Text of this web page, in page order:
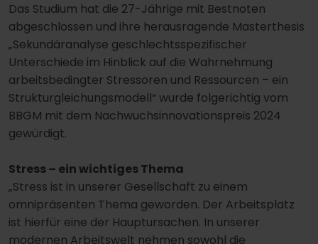
Das Studium hat die 27-Jährige mit Bestnoten
abgeschlossen und ihre herausragende Masterthesis
„Sekundäranalyse geschlechtsspezifischer
Unterschiede im Hinblick auf die Wahrnehmung
arbeitsbedingter Stressoren und Ressourcen – ein
Strukturgleichungsmodell“ wurde folgerichtig vom
BBGM mit dem Nachwuchsinnovationspreis 2024
gewürdigt.
Stress – ein wichtiges Thema
„Stress ist in unserer Gesellschaft zu einem
omnipräsenten Thema geworden. Der Arbeitsplatz
ist hierfür eine der Hauptursachen. In unserer
modernen Arbeitswelt nehmen sowohl die